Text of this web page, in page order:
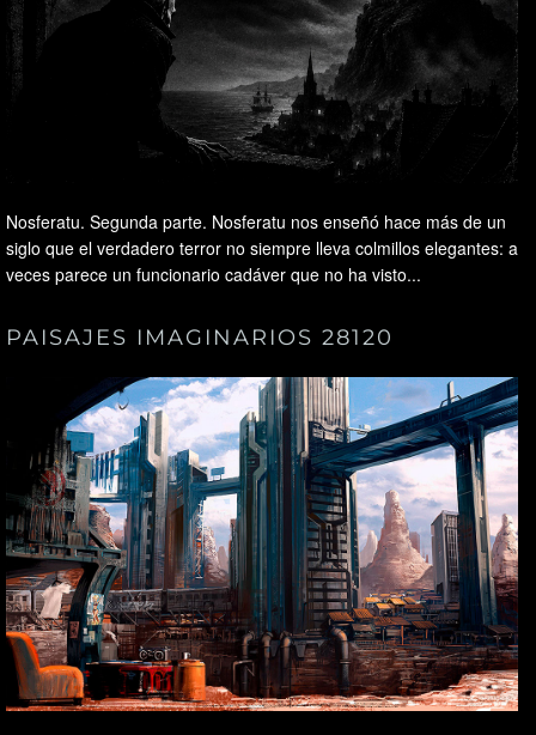
Nosferatu. Segunda parte. Nosferatu nos enseñó hace más de un
siglo que el verdadero terror no siempre lleva colmillos elegantes: a
veces parece un funcionario cadáver que no ha visto...
PAISAJES IMAGINARIOS 28120